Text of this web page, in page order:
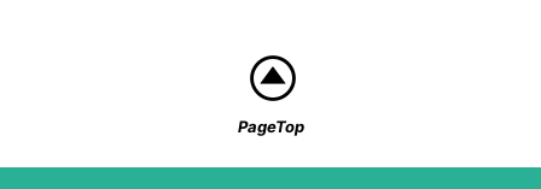
PageTop